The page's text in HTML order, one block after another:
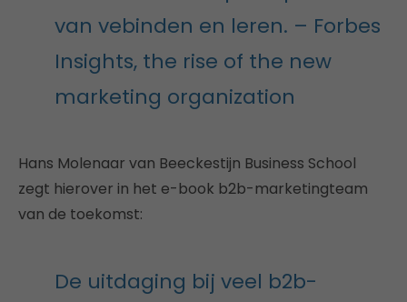
van vebinden en leren. – Forbes
Insights, the rise of the new
marketing organization
Hans Molenaar van Beeckestijn Business School
zegt hierover in het e-book b2b-marketingteam
van de toekomst:
De uitdaging bij veel b2b-